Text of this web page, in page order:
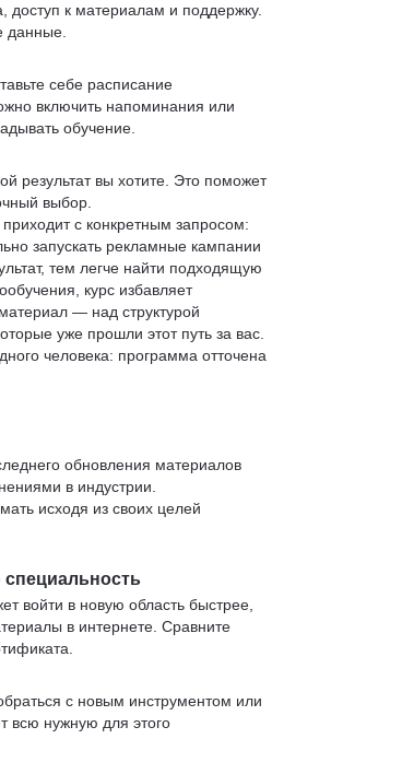
доступ к материалам и поддержку.
данные.
себе расписание
включить напоминания или
обучение.
результат вы хотите. Это поможет
выбор.
с конкретным запросом:
запускать рекламные кампании
тем легче найти подходящую
курс избавляет
— над структурой
уже прошли этот путь за вас.
человека: программа отточена
обновления материалов
в индустрии.
исходя из своих целей
войти в новую область быстрее,
в интернете. Сравните
с новым инструментом или
всю нужную для этого